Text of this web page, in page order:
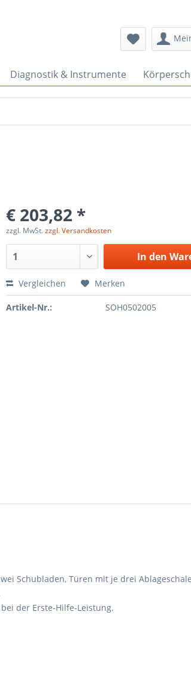
Diagnostik & Instrumente
€ 203,82 *
zzgl. MwSt.zzgl. Versandkosten
In den
Vergleichen Merken
Artikel-Nr.: SOH0502005
Schubladen, Türen mit je drei
der Erste-Hilfe-Leistung.